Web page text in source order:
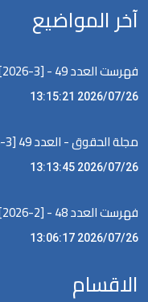
آخر المواضيع
فهرست العدد 49 - [3-2026]
2026/07/26 13:15:21
مجلة الحقوق - العدد 49 [3-2026]
2026/07/26 13:13:45
فهرست العدد 48 - [2-2026]
2026/07/26 13:06:17
الاقسام